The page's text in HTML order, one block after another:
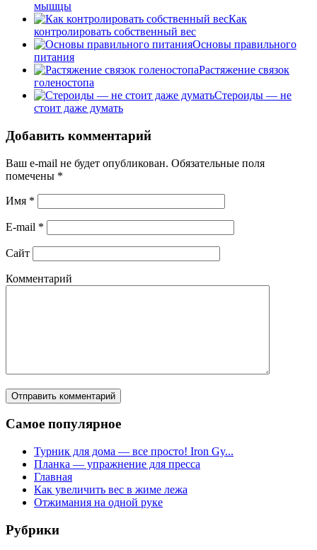
мышцы
Как
контролировать собственный вес
Основы правильного
питания
Растяжение связок
голеностопа
Стероиды — не
стоит даже думать
Добавить комментарий
Ваш e-mail не будет опубликован. Обязательные поля
помечены *
Имя *
E-mail *
Сайт
Комментарий
Самое популярное
Турник для дома — все просто! Iron Gy...
Планка — упражнение для пресса
Главная
Как увеличить вес в жиме лежа
Отжимания на одной руке
Рубрики